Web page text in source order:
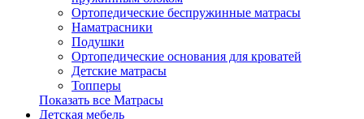
Ортопедические беспружинные матрасы
Наматрасники
Подушки
Ортопедические основания для кроватей
Детские матрасы
Топперы
Показать все Матрасы
Детская мебель